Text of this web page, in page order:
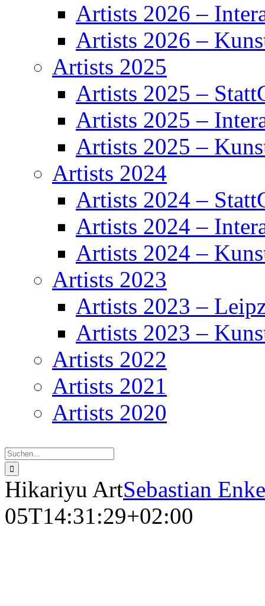
Artists 2026 –
Artists 2026 –
Artists 2025
Artists 2025 –
Artists 2025 –
Artists 2025 –
Artists 2024
Artists 2024 –
Artists 2024 –
Artists 2024 –
Artists 2023
Artists 2023 –
Artists 2023 –
Artists 2022
Artists 2021
Artists 2020
nach:
Hikariyu ArtSebastian
05T14:31:29+02:00